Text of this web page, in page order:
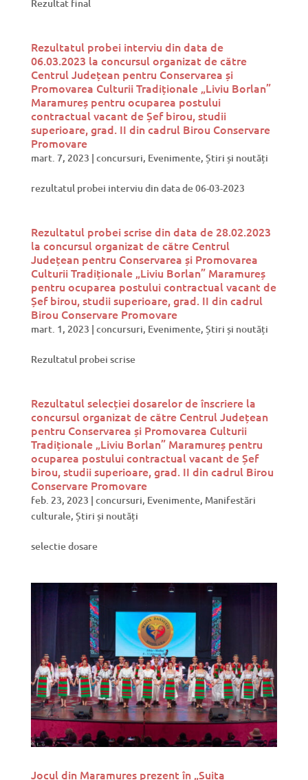
Rezultat final
Rezultatul probei interviu din data de
06.03.2023 la concursul organizat de către
Centrul Județean pentru Conservarea și
Promovarea Culturii Tradiționale „Liviu Borlan”
Maramureș pentru ocuparea postului
contractual vacant de Șef birou, studii
superioare, grad. II din cadrul Birou Conservare
Promovare
mart. 7, 2023 | concursuri, Evenimente, Știri și noutăți
rezultatul probei interviu din data de 06-03-2023
Rezultatul probei scrise din data de 28.02.2023
la concursul organizat de către Centrul
Județean pentru Conservarea și Promovarea
Culturii Tradiționale „Liviu Borlan” Maramureș
pentru ocuparea postului contractual vacant de
Șef birou, studii superioare, grad. II din cadrul
Birou Conservare Promovare
mart. 1, 2023 | concursuri, Evenimente, Știri și noutăți
Rezultatul probei scrise
Rezultatul selecției dosarelor de înscriere la
concursul organizat de către Centrul Județean
pentru Conservarea și Promovarea Culturii
Tradiționale „Liviu Borlan” Maramureș pentru
ocuparea postului contractual vacant de Șef
birou, studii superioare, grad. II din cadrul Birou
Conservare Promovare
feb. 23, 2023 | concursuri, Evenimente, Manifestări
culturale, Știri și noutăți
selectie dosare
Jocul din Maramureș prezent în „Suita